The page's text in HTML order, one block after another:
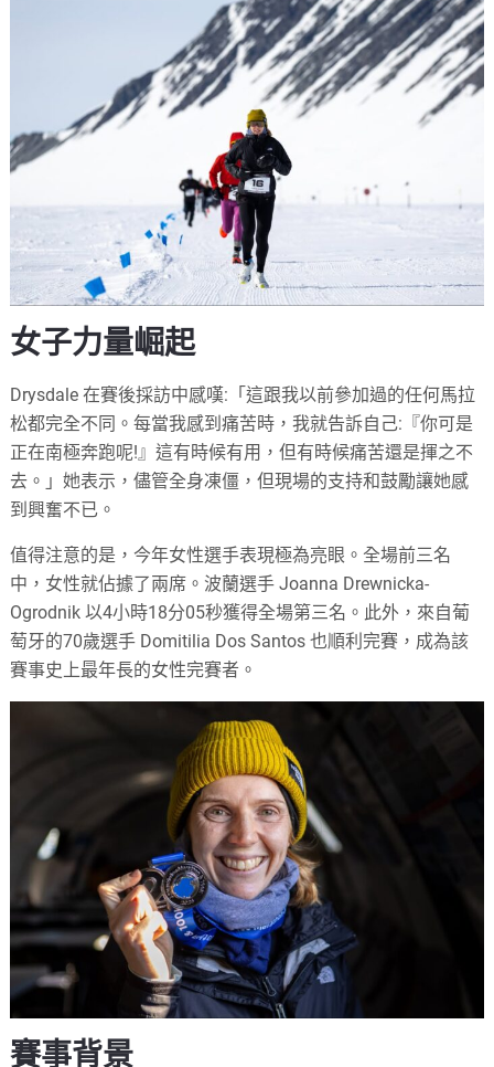
女子力量崛起
Drysdale 在賽後採訪中感嘆:「這跟我以前參加過的任何馬拉
松都完全不同。每當我感到痛苦時，我就告訴自己:『你可是
正在南極奔跑呢!』這有時候有用，但有時候痛苦還是揮之不
去。」她表示，儘管全身凍僵，但現場的支持和鼓勵讓她感
到興奮不已。
值得注意的是，今年女性選手表現極為亮眼。全場前三名
中，女性就佔據了兩席。波蘭選手 Joanna Drewnicka-
Ogrodnik 以4小時18分05秒獲得全場第三名。此外，來自葡
萄牙的70歲選手 Domitilia Dos Santos 也順利完賽，成為該
賽事史上最年長的女性完賽者。
賽事背景